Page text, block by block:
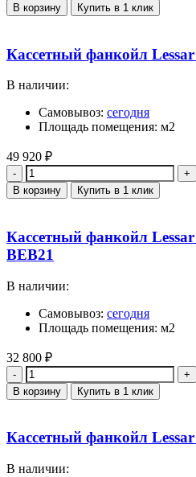
В корзину Купить в 1 клик
Кассетный фанкойл
В наличии:
Самовывоз: сегодня
Площадь помещения: м2
49 920 ₽
Количество
В корзину Купить в 1 клик
Кассетный фанкойл
BEB21
В наличии:
Самовывоз: сегодня
Площадь помещения: м2
32 800 ₽
Количество
В корзину Купить в 1 клик
Кассетный фанкойл
В наличии: